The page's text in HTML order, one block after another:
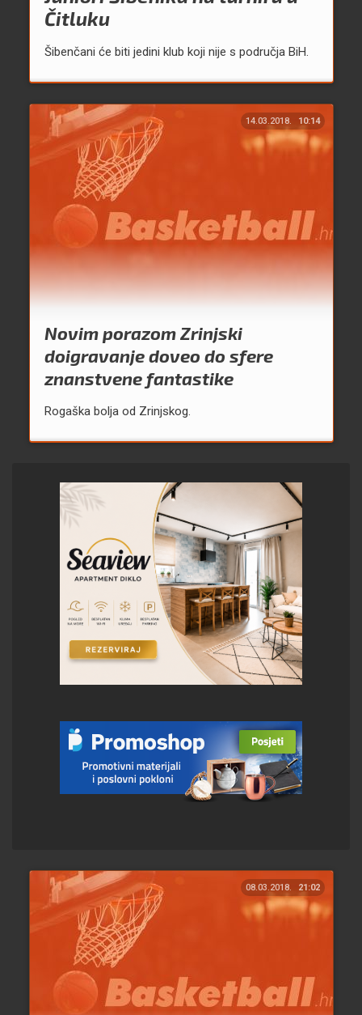
Čitluku
Šibenčani će biti jedini klub koji nije s područja BiH.
14.03.2018. 10:14
Novim porazom Zrinjski
doigravanje doveo do sfere
znanstvene fantastike
Rogaška bolja od Zrinjskog.
08.03.2018. 21:02